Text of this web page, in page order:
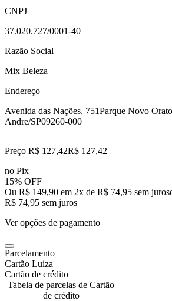
CNPJ
37.020.727/0001-40
Razão Social
Mix Beleza
Endereço
Avenida das Nações, 751Parque Novo
Andre/SP09260-000
Preço R$ 127,42R$ 127,42
no Pix
15% OFF
Ou R$ 149,90 em 2x de R$ 74,95 sem juros
R$ 74,95 sem juros
Ver opções de pagamento
Parcelamento
Cartão Luiza
Cartão de crédito
Tabela de parcelas de Cartão
de crédito